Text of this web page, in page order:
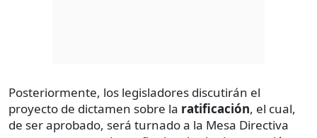
Posteriormente, los legisladores discutirán el
proyecto de dictamen sobre la ratificación, el cual,
de ser aprobado, será turnado a la Mesa Directiva